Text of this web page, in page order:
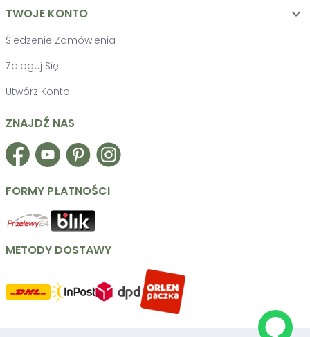
TWOJE KONTO 
Śledzenie Zamówienia
Zaloguj Się
Utwórz Konto
ZNAJDŹ NAS
FORMY PŁATNOŚCI
METODY DOSTAWY